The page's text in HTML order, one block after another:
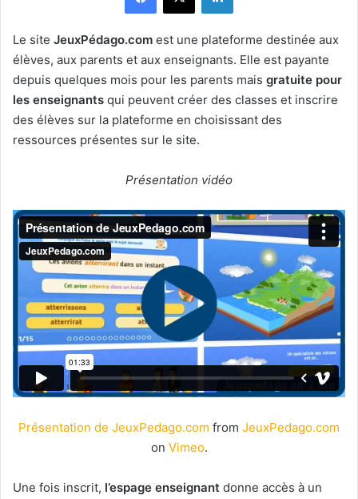
Le site JeuxPédago.com est une plateforme destinée aux
élèves, aux parents et aux enseignants. Elle est payante
depuis quelques mois pour les parents mais gratuite pour
les enseignants qui peuvent créer des classes et inscrire
des élèves sur la plateforme en choisissant des
ressources présentes sur le site.
Présentation vidéo
Présentation de JeuxPedago.com from JeuxPedago.com
on Vimeo.
Une fois inscrit, l’espage enseignant donne accès à un